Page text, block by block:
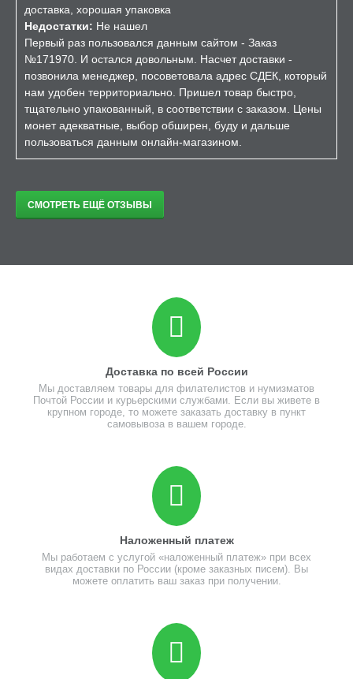
доставка, хорошая упаковка
Недостатки: Не нашел
Первый раз пользовался данным сайтом - Заказ
№171970. И остался довольным. Насчет доставки -
позвонила менеджер, посоветовала адрес СДЕК, который
нам удобен территориально. Пришел товар быстро,
тщательно упакованный, в соответствии с заказом. Цены
монет адекватные, выбор обширен, буду и дальше
пользоваться данным онлайн-магазином.
СМОТРЕТЬ ЕЩЁ ОТЗЫВЫ
Доставка по всей России
Мы доставляем товары для филателистов и нумизматов
Почтой России и курьерскими службами. Если вы живете в
крупном городе, то можете заказать доставку в пункт
самовывоза в вашем городе.
Наложенный платеж
Мы работаем с услугой «наложенный платеж» при всех
видах доставки по России (кроме заказных писем). Вы
можете оплатить ваш заказ при получении.